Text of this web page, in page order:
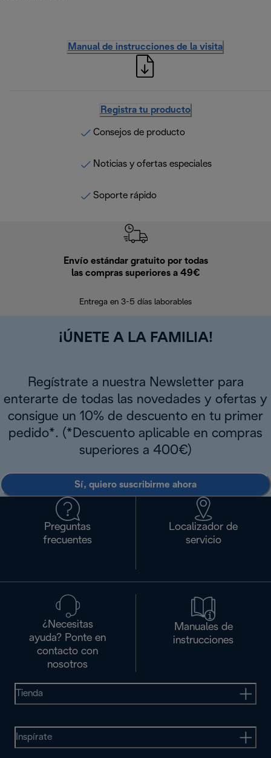
Manual de instrucciones de la visita
Registra tu producto
Consejos de producto
Noticias y ofertas especiales
Soporte rápido
Envío estándar gratuito por todas
las compras superiores a 49€
Entrega en 3-5 días laborables
¡ÚNETE A LA FAMILIA!
Regístrate a nuestra Newsletter para
enterarte de todas las novedades y ofertas y
consigue un 10% de descuento en tu primer
pedido*. (*Descuento aplicable en compras
superiores a 400€)
Sí, quiero suscribirme ahora
Preguntas
frecuentes
Localizador de
servicio
¿Necesitas
ayuda? Ponte en
contacto con
nosotros
Manuales de
instrucciones
Tienda
Inspírate